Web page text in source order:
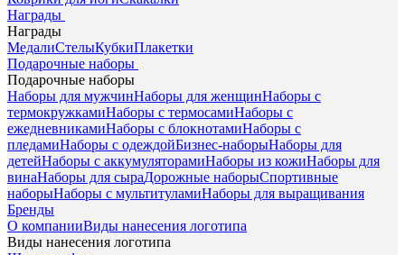
Награды
Награды
МедалиСтелыКубкиПлакетки
Подарочные наборы
Подарочные наборы
Наборы для мужчинНаборы для женщинНаборы с
термокружкамиНаборы с термосамиНаборы с
ежедневникамиНаборы с блокнотамиНаборы с
пледамиНаборы с одеждойБизнес-наборыНаборы для
детейНаборы с аккумуляторамиНаборы из кожиНаборы для
винаНаборы для сыраДорожные наборыСпортивные
наборыНаборы с мультитуламиНаборы для выращивания
Бренды
О компанииВиды нанесения логотипа
Виды нанесения логотипа